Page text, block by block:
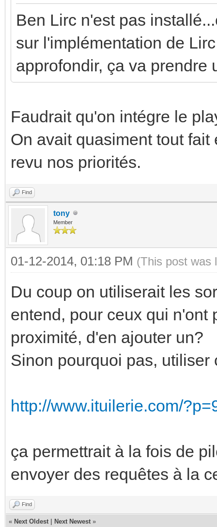
Ben Lirc n'est pas
sur l'implémentation de
approfondir, ça va prendre
Faudrait qu'on intégre le
On avait quasiment tout
revu nos priorités.
Find
tony
Member
01-12-2014, 01:18 PM (This post was
Du coup on utiliserait les
entend, pour ceux qui n'ont
proximité, d'en ajouter un?
Sinon pourquoi pas, utiliser
http://www.ituilerie.com/
ça permettrait à la fois de
envoyer des requêtes à la
Find
« Next Oldest Next Newest »